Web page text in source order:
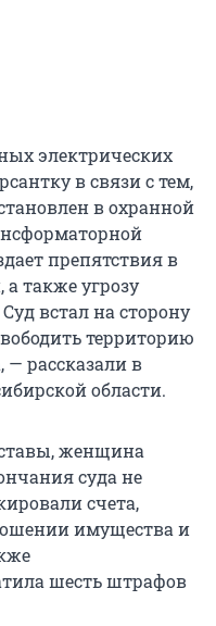
электрических
в связи с тем,
в охранной
препятствия в
а также угрозу
встал на сторону
территорию
— рассказали в
области.
женщина
суда не
счета,
имущества и
шесть штрафов